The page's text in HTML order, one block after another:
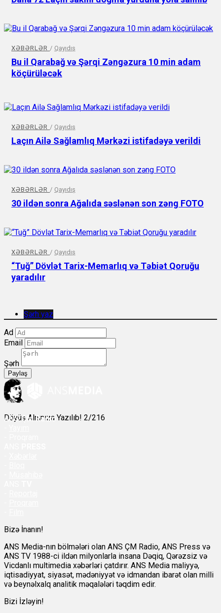
XƏBƏRLƏR / Qayıdış
Bu il Qarabağ və Şərqi Zəngəzura 10 min adam
köçürüləcək
XƏBƏRLƏR / Qayıdış
Laçın Ailə Sağlamlıq Mərkəzi istifadəyə verildi
XƏBƏRLƏR / Qayıdış
30 ildən sonra Ağalıda səslənən son zəng FOTO
XƏBƏRLƏR / Qayıdış
“Tuğ” Dövlət Tarix-Memarlıq və Təbiət Qoruğu
yaradılır
Şərh yaz
Ad
Email
Şərh
Paylaş
Döyüş Alnınıza Yazılıb! 2/216
ANSÇM Radio
Bizə İnanın!
ANS Media-nın bölmələri olan ANS ÇM Radio, ANS Press və
ANS TV 1988-ci ildən milyonlarla insana Dəqiq, Qərəzsiz və
Vicdanlı multimedia xəbərləri çatdırır. ANS Media maliyyə,
iqtisadiyyat, siyasət, mədəniyyət və idmandan ibarət olan milli
və beynəlxalq analitik məqalələri təqdim edir.
Bizi İzləyin!